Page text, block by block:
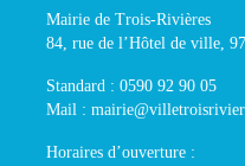
Mairie de Trois-Rivières
84, rue de l’Hôtel de ville,
Standard : 0590 92 90 05
Mail :
Horaires d’ouverture :